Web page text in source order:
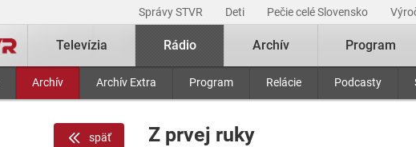
Správy STVR Deti Pečie celé Slovensko
Televízia Rádio
Archív Archív Extra Program Relácie Podcasty
Archív Program
Z prvej ruky
späť